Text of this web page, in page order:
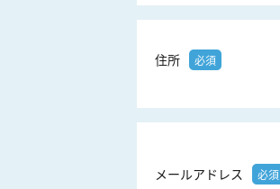
住所 必須
メールアドレス 必須